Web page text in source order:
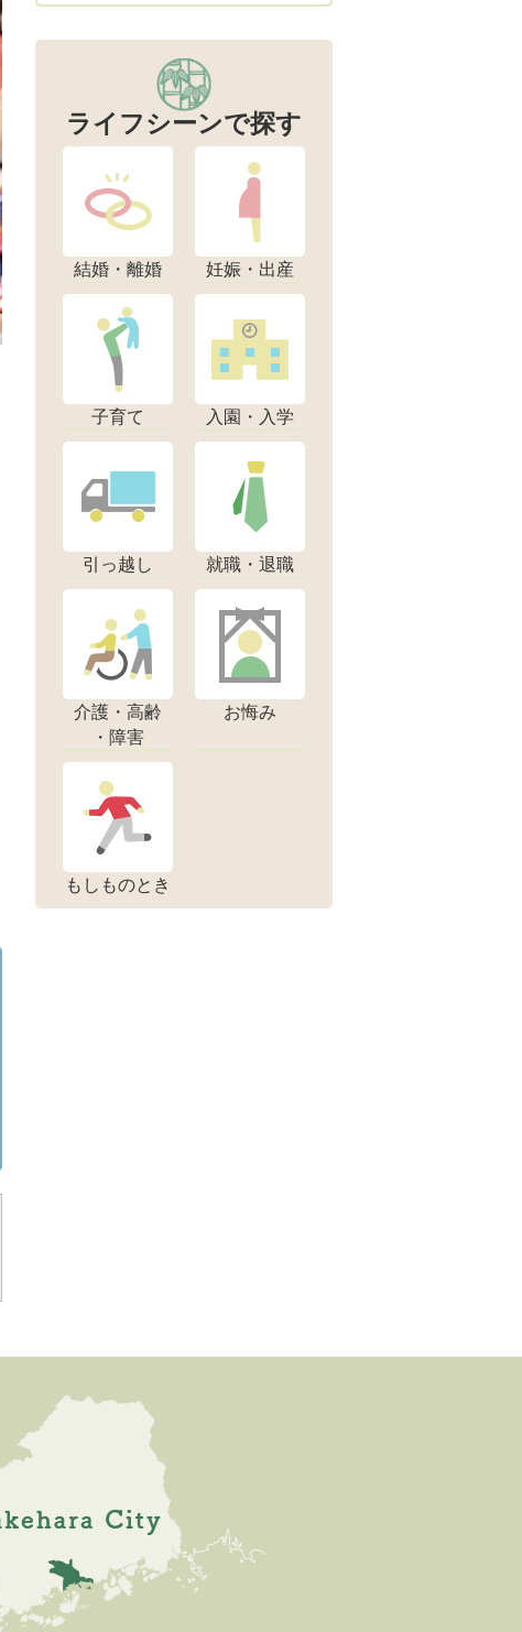
ライフシーンで探す
結婚・離婚 妊娠・出産
子育て 入園・入学
引っ越し 就職・退職
介護・高齢
・障害
お悔み
もしものとき